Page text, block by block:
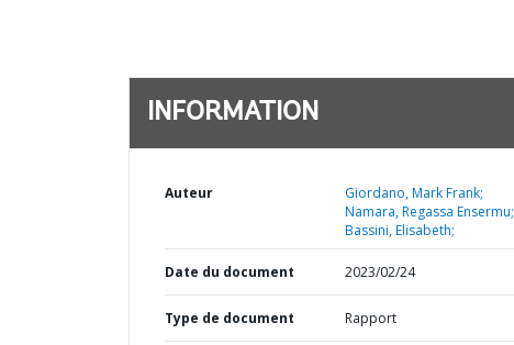
INFORMATION
Auteur
Giordano, Mark Frank;
Namara, Regassa Ensermu;
Bassini, Elisabeth;
Date du document 2023/02/24
Type de document Rapport